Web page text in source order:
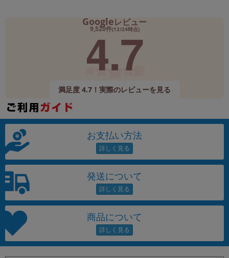
Googleレビュー
9,520件(12/24時点)
4.7
満足度 4.7！実際のレビューを見る
お支払い方法
発送について
商品について